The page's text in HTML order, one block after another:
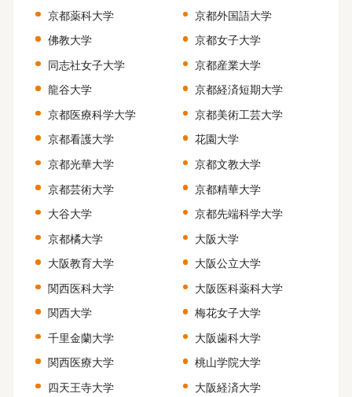
京都薬科大学
京都外国語大学
佛教大学
京都女子大学
同志社女子大学
京都産業大学
龍谷大学
京都経済短期大学
京都医療科学大学
京都美術工芸大学
京都看護大学
花園大学
京都光華大学
京都文教大学
京都芸術大学
京都精華大学
大谷大学
京都先端科学大学
京都橘大学
大阪大学
大阪教育大学
大阪公立大学
関西医科大学
大阪医科薬科大学
関西大学
梅花女子大学
千里金蘭大学
大阪歯科大学
関西医療大学
桃山学院大学
四天王寺大学
大阪経済大学